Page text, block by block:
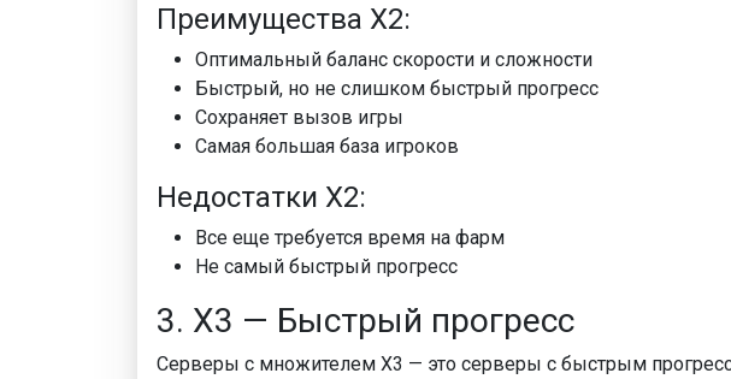
Преимущества X2:
Оптимальный баланс скорости и сложности
Быстрый, но не слишком быстрый прогресс
Сохраняет вызов игры
Самая большая база игроков
Недостатки X2:
Все еще требуется время на фарм
Не самый быстрый прогресс
3. X3 — Быстрый прогресс
Серверы с множителем X3 — это серверы с быстрым